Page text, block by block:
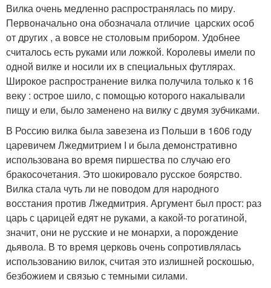
Вилка очень медленно распространялась по миру.
Первоначально она обозначала отличие царских особ
от других , а вовсе не столовым прибором. Удобнее
считалось есть руками или ложкой. Королевы имели по
одной вилке и носили их в специальных футлярах.
Широкое распространение вилка получила только к 16
веку : острое шило, с помощью которого накалывали
пищу и ели, было заменено на вилку с двумя зубчиками.
В Россию вилка была завезена из Польши в 1606 году
царевичем Лжедмитрием I и была демонстративно
использована во время пиршества по случаю его
бракосочетания. Это шокировало русское боярство.
Вилка стала чуть ли не поводом для народного
восстания против Лжедмитрия. Аргумент был прост: раз
царь с царицей едят не руками, а какой-то рогатиной,
значит, они не русские и не монархи, а порождение
дьявола. В то время церковь очень сопротивлялась
использованию вилок, считая это излишней роскошью,
безбожием и связью с темными силами.